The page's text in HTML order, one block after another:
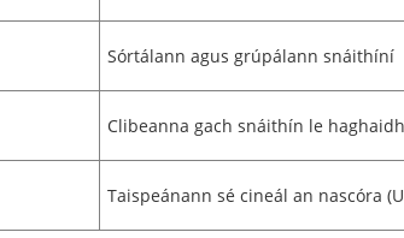
Sórtálann agus grúpálann snáithíní
Clibeanna gach snáithín le
Taispeánann sé cineál an nascóra